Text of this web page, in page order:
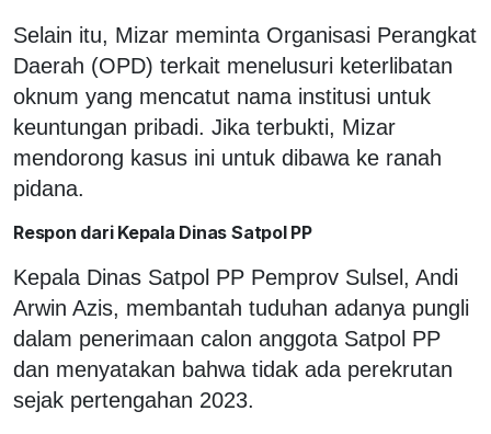
Selain itu, Mizar meminta Organisasi Perangkat
Daerah (OPD) terkait menelusuri keterlibatan
oknum yang mencatut nama institusi untuk
keuntungan pribadi. Jika terbukti, Mizar
mendorong kasus ini untuk dibawa ke ranah
pidana.
Respon dari Kepala Dinas Satpol PP
Kepala Dinas Satpol PP Pemprov Sulsel, Andi
Arwin Azis, membantah tuduhan adanya pungli
dalam penerimaan calon anggota Satpol PP
dan menyatakan bahwa tidak ada perekrutan
sejak pertengahan 2023.